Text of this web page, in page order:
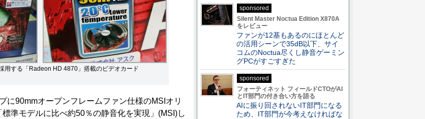
用する「Radeon HD 4870」搭載のビデオカード
90mmオープンフレームファン仕様のMSIオリ
準モデルに比べ約50％の静音化を実現」(MSI)し
sponsored
Silent Master Noctua Edition X870A
をレビュー
ファンが12基もあるのにほとんど
の活用シーンで35dB以下、サイ
コムのNoctua尽くし静音ゲーミン
グPCがすごすぎた
sponsored
フォーティネット フィールドCTOがAI
とIT部門の付き合い方を語る
AIに振り回されないIT部門になる
ため、IT部門が今考えなければな